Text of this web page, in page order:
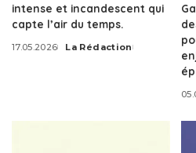
intense et incandescent qui
capte l’air du temps.
17.05.2026
Posted
La Rédaction